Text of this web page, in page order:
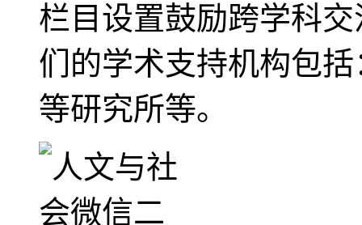
栏目设置鼓励跨学科
们的学术支持机构包
等研究所等。